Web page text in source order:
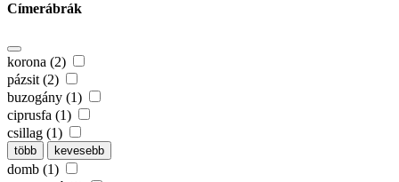
Címerábrák
korona (2)
pázsit (2)
buzogány (1)
ciprusfa (1)
csillag (1)
több kevesebb
domb (1)